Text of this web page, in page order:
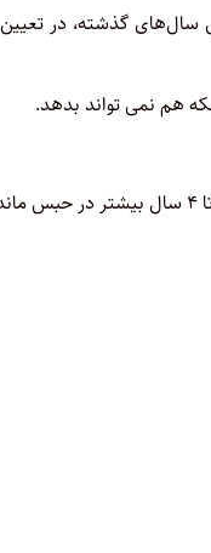
هم نمی تواند بدهد.